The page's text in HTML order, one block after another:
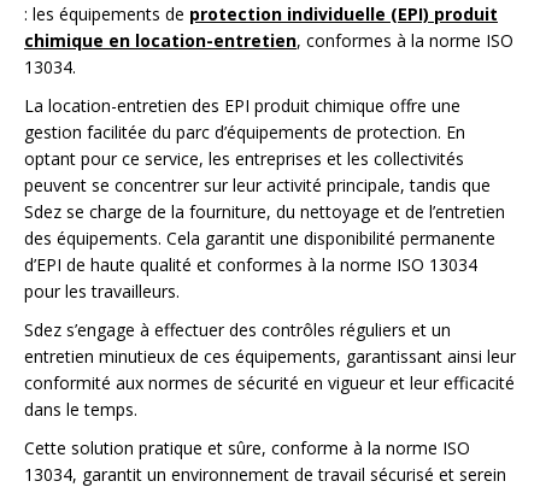
: les équipements de protection individuelle (EPI) produit
chimique en location-entretien, conformes à la norme ISO
13034.
La location-entretien des EPI produit chimique offre une
gestion facilitée du parc d’équipements de protection. En
optant pour ce service, les entreprises et les collectivités
peuvent se concentrer sur leur activité principale, tandis que
Sdez se charge de la fourniture, du nettoyage et de l’entretien
des équipements. Cela garantit une disponibilité permanente
d’EPI de haute qualité et conformes à la norme ISO 13034
pour les travailleurs.
Sdez s’engage à effectuer des contrôles réguliers et un
entretien minutieux de ces équipements, garantissant ainsi leur
conformité aux normes de sécurité en vigueur et leur efficacité
dans le temps.
Cette solution pratique et sûre, conforme à la norme ISO
13034, garantit un environnement de travail sécurisé et serein